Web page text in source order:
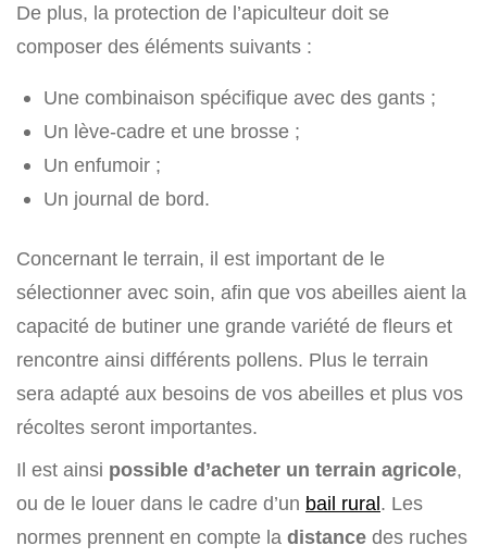
De plus, la protection de l’apiculteur doit se
composer des éléments suivants :
Une combinaison spécifique avec des gants ;
Un lève-cadre et une brosse ;
Un enfumoir ;
Un journal de bord.
Concernant le terrain, il est important de le
sélectionner avec soin, afin que vos abeilles aient la
capacité de butiner une grande variété de fleurs et
rencontre ainsi différents pollens. Plus le terrain
sera adapté aux besoins de vos abeilles et plus vos
récoltes seront importantes.
Il est ainsi possible d’acheter un terrain agricole,
ou de le louer dans le cadre d’un bail rural. Les
normes prennent en compte la distance des ruches